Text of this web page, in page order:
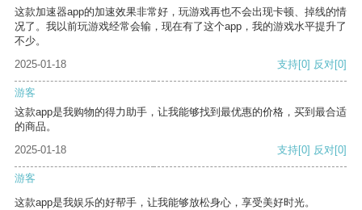
这款加速器app的加速效果非常好，玩游戏再也不会出现卡顿、掉线的情
况了。我以前玩游戏经常会输，现在有了这个app，我的游戏水平提升了
不少。
2025-01-18
支持[0] 反对[0]
游客
这款app是我购物的得力助手，让我能够找到最优惠的价格，买到最合适
的商品。
2025-01-18
支持[0] 反对[0]
游客
这款app是我娱乐的好帮手，让我能够放松身心，享受美好时光。